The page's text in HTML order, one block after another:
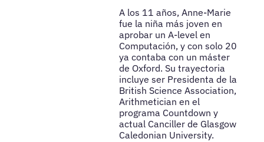
A los 11 años, Anne-Marie
fue la niña más joven en
aprobar un A-level en
Computación, y con solo 20
ya contaba con un máster
de Oxford. Su trayectoria
incluye ser Presidenta de la
British Science Association,
Arithmetician en el
programa Countdown y
actual Canciller de Glasgow
Caledonian University.